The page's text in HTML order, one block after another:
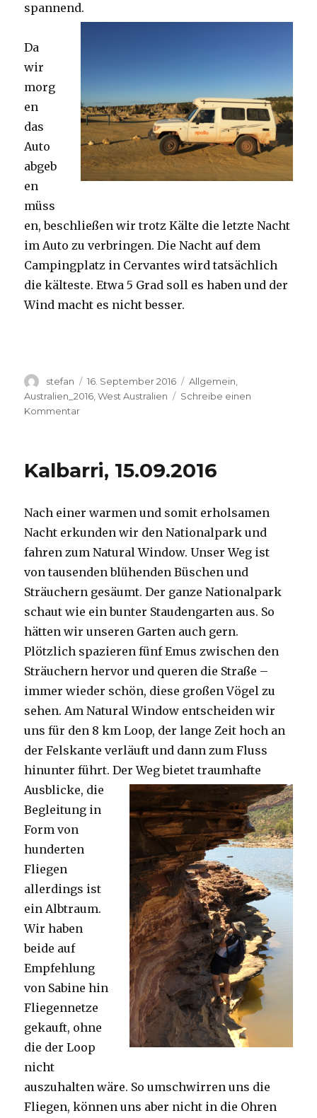
spannend.
Da
wir
morg
en
das
Auto
abgeb
en
müss
en, beschließen wir trotz Kälte die letzte Nacht
im Auto zu verbringen. Die Nacht auf dem
Campingplatz in Cervantes wird tatsächlich
die kälteste. Etwa 5 Grad soll es haben und der
Wind macht es nicht besser.
Autor
stefan
Veröffentlicht
am
16. September 2016 Kategorien
Allgemein
Australien_2016 ,West Australien
Schreibe einen
Kommentarzu
Kalbarri, 15.09.2016
Nach einer warmen und somit erholsamen
Nacht erkunden wir den Nationalpark und
fahren zum Natural Window. Unser Weg ist
von tausenden blühenden Büschen und
Sträuchern gesäumt. Der ganze Nationalpark
schaut wie ein bunter Staudengarten aus. So
hätten wir unseren Garten auch gern.
Plötzlich spazieren fünf Emus zwischen den
Sträuchern hervor und queren die Straße –
immer wieder schön, diese großen Vögel zu
sehen. Am Natural Window entscheiden wir
uns für den 8 km Loop, der lange Zeit hoch an
der Felskante verläuft und dann zum Fluss
hinunter führt. Der Weg bietet traumhafte
Ausblicke, die
Begleitung in
Form von
hunderten
Fliegen
allerdings ist
ein Albtraum.
Wir haben
beide auf
Empfehlung
von Sabine hin
Fliegennetze
gekauft, ohne
die der Loop
nicht
auszuhalten wäre. So umschwirren uns die
Fliegen, können uns aber nicht in die Ohren